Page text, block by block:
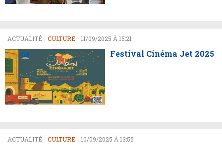
ACTUALITÉ CULTURE 11/09/2025 À 15:21
Festival Cinéma Jet 2025
ACTUALITÉ CULTURE 10/09/2025 À 13:55